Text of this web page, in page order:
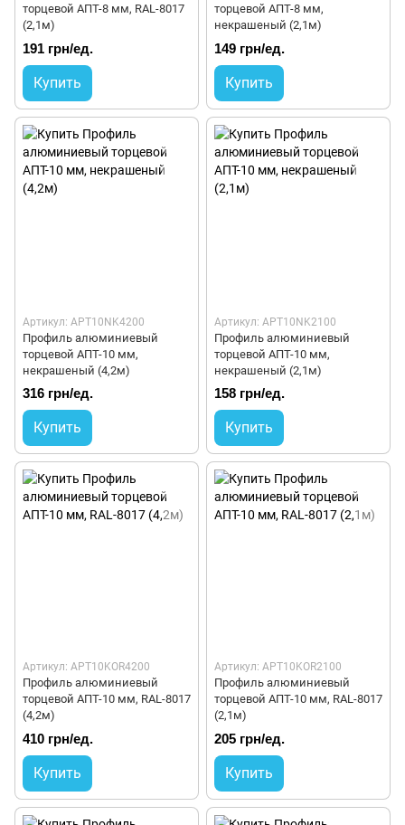
торцевой АПТ-8 мм, RAL-8017
(2,1м)
191 грн/ед.
Купить
торцевой АПТ-8 мм,
некрашеный (2,1м)
149 грн/ед.
Купить
Артикул: APT10NK4200
Профиль алюминиевый
торцевой АПТ-10 мм,
некрашеный (4,2м)
316 грн/ед.
Купить
Артикул: APT10NK2100
Профиль алюминиевый
торцевой АПТ-10 мм,
некрашеный (2,1м)
158 грн/ед.
Купить
Артикул: APT10KOR4200
Профиль алюминиевый
торцевой АПТ-10 мм, RAL-8017
(4,2м)
410 грн/ед.
Купить
Артикул: APT10KOR2100
Профиль алюминиевый
торцевой АПТ-10 мм, RAL-8017
(2,1м)
205 грн/ед.
Купить